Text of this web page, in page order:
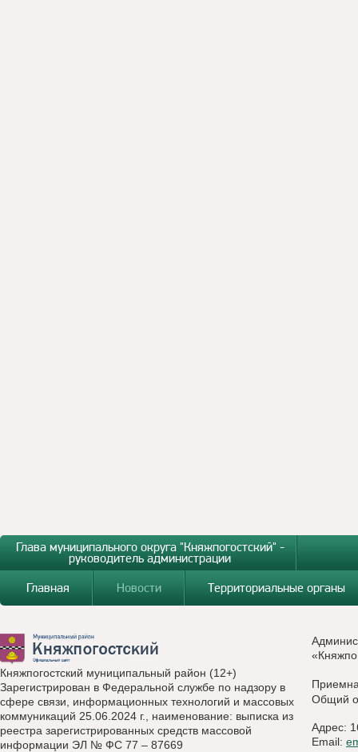
Глава муниципального округа "Княжпогостский" -
руководитель администрации
Главная
Новости Территориальные органы
Княжпогостский муниципальный район (12+)
Зарегистрирован в Федеральной службе по надзору в
сфере связи, информационных технологий и массовых
коммуникаций 25.06.2024 г., наименование: выписка из
реестра зарегистрированных средств массовой
информации ЭЛ № ФС 77 – 87669
Общий
Адрес:
Email: